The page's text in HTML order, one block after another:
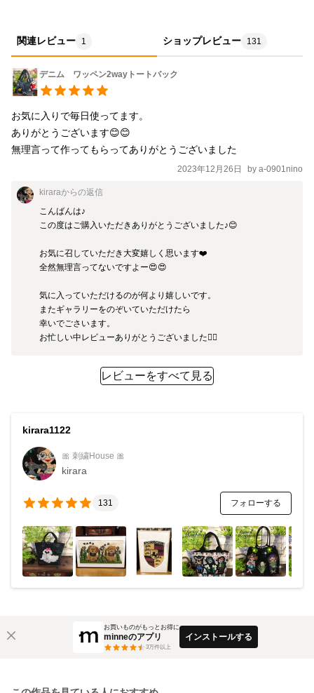
関連レビュー 1 ショップレビュー 131
デニム ワッペン2wayトートバック
お気に入りで毎日使ってます。
ありがとうございます😊😊
無理言って作ってもらってありがとうございました
2023年12月26日 by a-0901nino
kiraraからの返信
こんばんは♪
この度はご購入いただきありがとうございました♪😊
お気に召していただき大変嬉しく思います❤️
全然無理言ってないですよー😍😍
気に入っていただけるのが何より嬉しいです。
またギャラリーをのぞいていただけたら
幸いでごさいます。
お忙しい中レビューありがとうございました🙇‍♀️
レビューをすべて見る
kirara1122
🎀 刺繍House 🎀
kirara
131 フォローする
お買いものがもっとお得に
minneのアプリ
3万件以上
インストールする